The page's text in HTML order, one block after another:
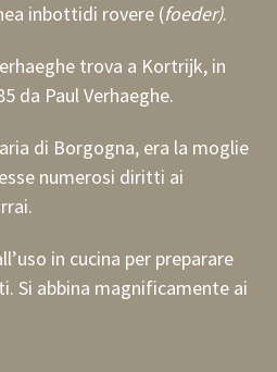
inbottidi rovere (foeder).
trova a Kortrijk, in
da Paul Verhaeghe.
di Borgogna, era la moglie
numerosi diritti ai
in cucina per preparare
Si abbina magnificamente ai